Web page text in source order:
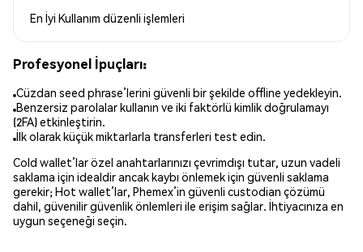
En İyi Kullanım düzenli işlemleri
Profesyonel İpuçları:
Cüzdan seed phrase’lerini güvenli bir şekilde offline yedekleyin.
Benzersiz parolalar kullanın ve iki faktörlü kimlik doğrulamayı
(2FA) etkinleştirin.
İlk olarak küçük miktarlarla transferleri test edin.
Cold wallet’lar özel anahtarlarınızı çevrimdışı tutar, uzun vadeli
saklama için idealdir ancak kaybı önlemek için güvenli saklama
gerekir; Hot wallet’lar, Phemex’in güvenli custodian çözümü
dahil, güvenilir güvenlik önlemleri ile erişim sağlar. İhtiyacınıza en
uygun seçeneği seçin.